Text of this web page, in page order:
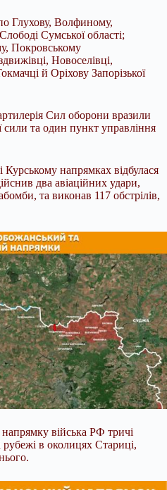
Глухову, Волфиному,
Сумської області;
Покровському
Новоселівці,
й Оріхову Запорізької
Сил оборони вразили
сили та один пункт управління
напрямках відбулася
два авіаційних удари,
та виконав 117 обстрілів,
війська РФ тричі
в околицях Стариці,